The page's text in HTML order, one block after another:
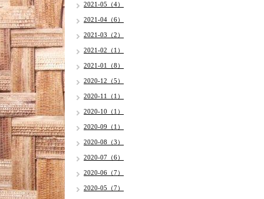
2021-05（4）
2021-04（6）
2021-03（2）
2021-02（1）
2021-01（8）
2020-12（5）
2020-11（1）
2020-10（1）
2020-09（1）
2020-08（3）
2020-07（6）
2020-06（7）
2020-05（7）